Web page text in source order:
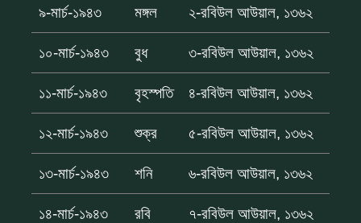
৯-মার্চ-১৯৪৩ মঙ্গল ২-রবিউল আউয়াল, ১৩৬২
১০-মার্চ-১৯৪৩ বুধ ৩-রবিউল আউয়াল, ১৩৬২
১১-মার্চ-১৯৪৩ বৃহস্পতি ৪-রবিউল আউয়াল, ১৩৬২
১২-মার্চ-১৯৪৩ শুক্র ৫-রবিউল আউয়াল, ১৩৬২
১৩-মার্চ-১৯৪৩ শনি ৬-রবিউল আউয়াল, ১৩৬২
১৪-মার্চ-১৯৪৩ রবি ৭-রবিউল আউয়াল, ১৩৬২